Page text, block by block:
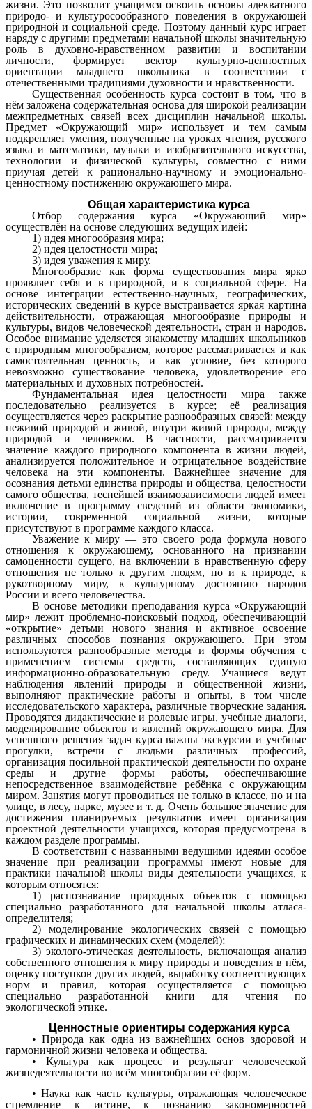
жизни. Это позволит учащимся освоить основы адекватного
природо- и культуросообразного поведения в окружающей
природной и социальной среде. Поэтому данный курс играет
наряду с другими предметами начальной школы значительную
роль в духовно-нравственном развитии и воспитании
личности, формирует вектор культурно-ценностных
ориентации младшего школьника в соответствии с
отечественными традициями духовности и нравственности.
Существенная особенность курса состоит в том, что в
нём заложена содержательная основа для широкой реализации
межпредметных связей всех дисциплин начальной школы.
Предмет «Окружающий мир» использует и тем самым
подкрепляет умения, полученные на уроках чтения, русского
языка и математики, музыки и изобразительного искусства,
технологии и физической культуры, совместно с ними
приучая детей к рационально-научному и эмоционально-
ценностному постижению окружающего мира.
Общая характеристика курса
Отбор содержания курса «Окружающий мир»
осуществлён на основе следующих ведущих идей:
1) идея многообразия мира;
2) идея целостности мира;
3) идея уважения к миру.
Многообразие как форма существования мира ярко
проявляет себя и в природной, и в социальной сфере. На
основе интеграции естественно-научных, географических,
исторических сведений в курсе выстраивается яркая картина
действительности, отражающая многообразие природы и
культуры, видов человеческой деятельности, стран и народов.
Особое внимание уделяется знакомству младших школьников
с природным многообразием, которое рассматривается и как
самостоятельная ценность, и как условие, без которого
невозможно существование человека, удовлетворение его
материальных и духовных потребностей.
Фундаментальная идея целостности мира также
последовательно реализуется в курсе; её реализация
осуществляется через раскрытие разнообразных связей: между
неживой природой и живой, внутри живой природы, между
природой и человеком. В частности, рассматривается
значение каждого природного компонента в жизни людей,
анализируется положительное и отрицательное воздействие
человека на эти компоненты. Важнейшее значение для
осознания детьми единства природы и общества, целостности
самого общества, теснейшей взаимозависимости людей имеет
включение в программу сведений из области экономики,
истории, современной социальной жизни, которые
присутствуют в программе каждого класса.
Уважение к миру — это своего рода формула нового
отношения к окружающему, основанного на признании
самоценности сущего, на включении в нравственную сферу
отношения не только к другим людям, но и к природе, к
рукотворному миру, к культурному достоянию народов
России и всего человечества.
В основе методики преподавания курса «Окружающий
мир» лежит проблемно-поисковый подход, обеспечивающий
«открытие» детьми нового знания и активное освоение
различных способов познания окружающего. При этом
используются разнообразные методы и формы обучения с
применением системы средств, составляющих единую
информационно-образовательную среду. Учащиеся ведут
наблюдения явлений природы и общественной жизни,
выполняют практические работы и опыты, в том числе
исследовательского характера, различные творческие задания.
Проводятся дидактические и ролевые игры, учебные диалоги,
моделирование объектов и явлений окружающего мира. Для
успешного решения задач курса важны экскурсии и учебные
прогулки, встречи с людьми различных профессий,
организация посильной практической деятельности по охране
среды и другие формы работы, обеспечивающие
непосредственное взаимодействие ребёнка с окружающим
миром. Занятия могут проводиться не только в классе, но и на
улице, в лесу, парке, музее и т. д. Очень большое значение для
достижения планируемых результатов имеет организация
проектной деятельности учащихся, которая предусмотрена в
каждом разделе программы.
В соответствии с названными ведущими идеями особое
значение при реализации программы имеют новые для
практики начальной школы виды деятельности учащихся, к
которым относятся:
1) распознавание природных объектов с помощью
специально разработанного для начальной школы атласа-
определителя;
2) моделирование экологических связей с помощью
графических и динамических схем (моделей);
3) эколого-этическая деятельность, включающая анализ
собственного отношения к миру природы и поведения в нём,
оценку поступков других людей, выработку соответствующих
норм и правил, которая осуществляется с помощью
специально разработанной книги для чтения по
экологической этике.
Ценностные ориентиры содержания курса
• Природа как одна из важнейших основ здоровой и
гармоничной жизни человека и общества.
• Культура как процесс и результат человеческой
жизнедеятельности во всём многообразии её форм.
• Наука как часть культуры, отражающая человеческое
стремление к истине, к познанию закономерностей